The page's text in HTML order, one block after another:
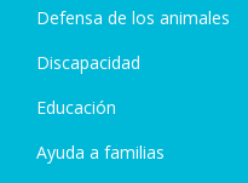
Defensa de los animales
Discapacidad
Educación
Ayuda a familias